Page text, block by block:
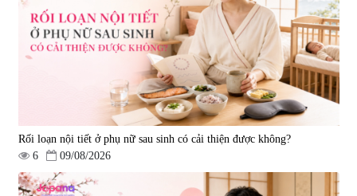
Ichoha Ekisu Plus - 90 viên
57.920
1.450.000 đ
trí nhớ DHA + EPA + Flaxseed
Oil 30 viên/gói - Date 02/2027
|52.346
225.000 đ
Rối loạn nội tiết ở phụ nữ sau sinh có cải thiện được không?
6
09/08/2026